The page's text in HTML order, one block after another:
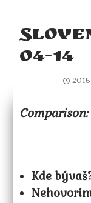
04-14
Kde